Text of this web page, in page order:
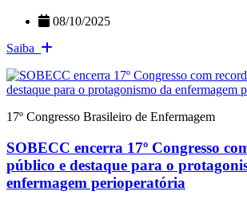
08/10/2025
Saiba
17º Congresso Brasileiro de Enfermagem
SOBECC encerra 17º Congresso
público e destaque para o
enfermagem perioperatória